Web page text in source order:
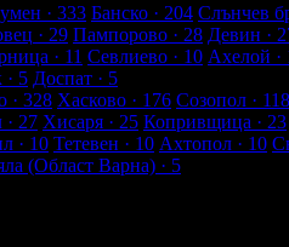
· 333 Банско · 204 Слънчев
· 29 Пампорово · 28 Девин ·
· 11 Севлиево · 10 Ахелой ·
· 5 Доспат · 5
· 328 Хасково · 176 Созопол · 118
· 27 Хисаря · 25 Копривщица · 23
· 10 Тетевен · 10 Ахтопол · 10
(Област Варна) · 5